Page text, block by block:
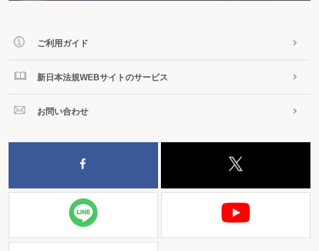
ご利用ガイド
新日本法規WEBサイトのサービス
お問い合わせ